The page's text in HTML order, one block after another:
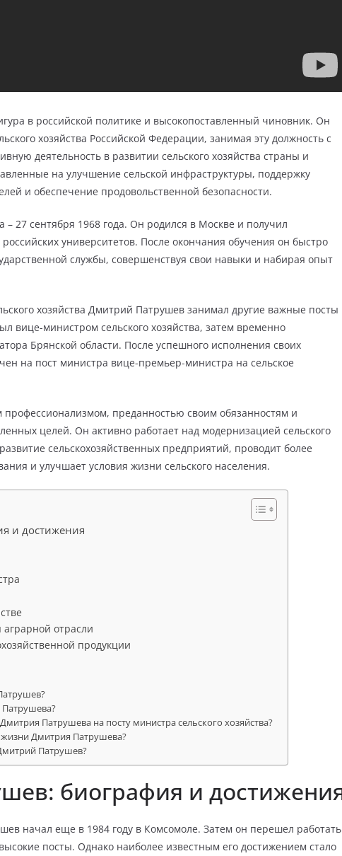
в российской политике и высокопоставленный чиновник. Он
хозяйства Российской Федерации, занимая эту должность с
деятельность в развитии сельского хозяйства страны и
на улучшение сельской инфраструктуры, поддержку
и обеспечение продовольственной безопасности.
27 сентября 1968 года. Он родился в Москве и получил
университетов. После окончания обучения он быстро
службы, совершенствуя свои навыки и набирая опыт
хозяйства Дмитрий Патрушев занимал другие важные посты
вице-министром сельского хозяйства, затем временно
Брянской области. После успешного исполнения своих
на пост министра вице-премьер-министра на сельское
преданностью своим обязанностям и
целей. Он активно работает над модернизацией сельского
сельскохозяйственных предприятий, проводит более
и улучшает условия жизни сельского населения.
и достижения
отрасли
продукции
Патрушева на посту министра сельского хозяйства?
Дмитрия Патрушева?
Патрушев?
биография и
начал еще в 1984 году в Комсомоле. Затем он перешел работать
посты. Однако наиболее известным его достижением стало